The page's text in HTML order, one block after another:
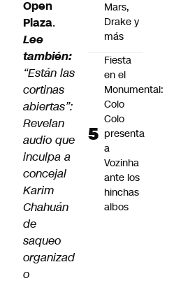
Open
Plaza.
Lee
también:
“Están las
cortinas
abiertas”:
Revelan
audio que
inculpa a
concejal
Karim
Chahuán
de
saqueo
organizad
o
Mars,
Drake y
más
Fiesta
en el
Monumental:
Colo
Colo
presenta
a
Vozinha
ante los
hinchas
albos